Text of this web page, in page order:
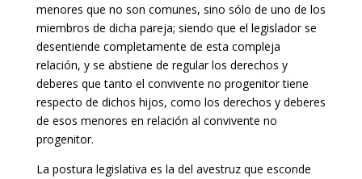
menores que no son comunes, sino sólo de uno de los
miembros de dicha pareja; siendo que el legislador se
desentiende completamente de esta compleja
relación, y se abstiene de regular los derechos y
deberes que tanto el convivente no progenitor tiene
respecto de dichos hijos, como los derechos y deberes
de esos menores en relación al convivente no
progenitor.
La postura legislativa es la del avestruz que esconde